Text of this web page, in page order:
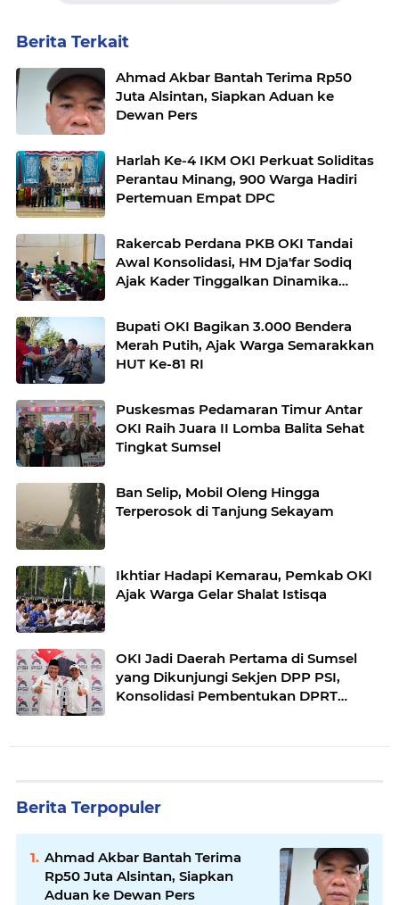
Berita Terkait
Ahmad Akbar Bantah Terima Rp50
Juta Alsintan, Siapkan Aduan ke
Dewan Pers
Harlah Ke-4 IKM OKI Perkuat Soliditas
Perantau Minang, 900 Warga Hadiri
Pertemuan Empat DPC
Rakercab Perdana PKB OKI Tandai
Awal Konsolidasi, HM Dja'far Sodiq
Ajak Kader Tinggalkan Dinamika
Bupati OKI Bagikan 3.000 Bendera
Merah Putih, Ajak Warga Semarakkan
HUT Ke-81 RI
Puskesmas Pedamaran Timur Antar
OKI Raih Juara II Lomba Balita Sehat
Tingkat Sumsel
Ban Selip, Mobil Oleng Hingga
Terperosok di Tanjung Sekayam
Ikhtiar Hadapi Kemarau, Pemkab OKI
Ajak Warga Gelar Shalat Istisqa
OKI Jadi Daerah Pertama di Sumsel
yang Dikunjungi Sekjen DPP PSI,
Konsolidasi Pembentukan DPRT
Berita Terpopuler
Ahmad Akbar Bantah Terima
Rp50 Juta Alsintan, Siapkan
Aduan ke Dewan Pers